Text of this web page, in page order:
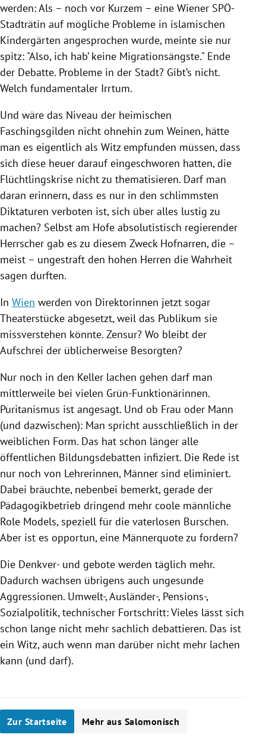
werden: Als – noch vor Kurzem – eine Wiener SPÖ-
Stadträtin auf mögliche Probleme in islamischen
Kindergärten angesprochen wurde, meinte sie nur
spitz: "Also, ich hab’ keine Migrationsängste." Ende
der Debatte. Probleme in der Stadt? Gibt’s nicht.
Welch fundamentaler Irrtum.
Und wäre das Niveau der heimischen
Faschingsgilden nicht ohnehin zum Weinen, hätte
man es eigentlich als Witz empfunden müssen, dass
sich diese heuer darauf eingeschworen hatten, die
Flüchtlingskrise nicht zu thematisieren. Darf man
daran erinnern, dass es nur in den schlimmsten
Diktaturen verboten ist, sich über alles lustig zu
machen? Selbst am Hofe absolutistisch regierender
Herrscher gab es zu diesem Zweck Hofnarren, die –
meist – ungestraft den hohen Herren die Wahrheit
sagen durften.
In Wien werden von Direktorinnen jetzt sogar
Theaterstücke abgesetzt, weil das Publikum sie
missverstehen könnte. Zensur? Wo bleibt der
Aufschrei der üblicherweise Besorgten?
Nur noch in den Keller lachen gehen darf man
mittlerweile bei vielen Grün-Funktionärinnen.
Puritanismus ist angesagt. Und ob Frau oder Mann
(und dazwischen): Man spricht ausschließlich in der
weiblichen Form. Das hat schon länger alle
öffentlichen Bildungsdebatten infiziert. Die Rede ist
nur noch von Lehrerinnen, Männer sind eliminiert.
Dabei bräuchte, nebenbei bemerkt, gerade der
Pädagogikbetrieb dringend mehr coole männliche
Role Models, speziell für die vaterlosen Burschen.
Aber ist es opportun, eine Männerquote zu fordern?
Die Denkver- und gebote werden täglich mehr.
Dadurch wachsen übrigens auch ungesunde
Aggressionen. Umwelt-, Ausländer-, Pensions-,
Sozialpolitik, technischer Fortschritt: Vieles lässt sich
schon lange nicht mehr sachlich debattieren. Das ist
ein Witz, auch wenn man darüber nicht mehr lachen
kann (und darf).
Zur Startseite Mehr aus Salomonisch